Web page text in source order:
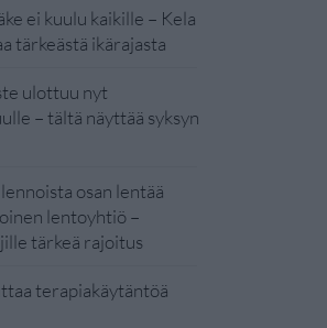
ei kuulu kaikille – Kela
tärkeästä ikärajasta
ulottuu nyt
– tältä näyttää syksyn
osan lentää
lentoyhtiö –
tärkeä rajoitus
terapiakäytäntöä